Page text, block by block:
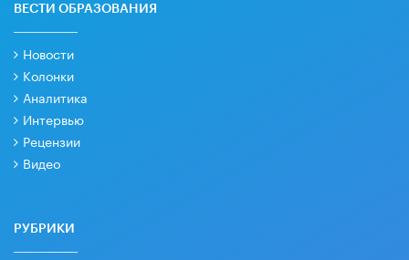
ВЕСТИ ОБРАЗОВАНИЯ
Новости
Колонки
Аналитика
Интервью
Рецензии
Видео
РУБРИКИ